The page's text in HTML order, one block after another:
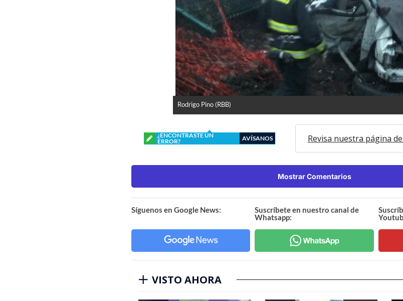
Rodrigo Pino (RBB)
¿ENCONTRASTE UN
ERROR?
AVÍSANOS Revisa nuestra página
Mostrar Comentarios
Síguenos en Google News:
Suscríbete en nuestro canal de
Whatsapp:
VISTO AHORA